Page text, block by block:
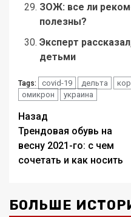
ЗОЖ: все ли
полезны?
Эксперт
детьми
Tags: covid-19 дельта
омикрон
украина
Навигация
записи
Назад
Трендовая обувь на
весну 2021-го: с чем
сочетать и как носить
БОЛЬШЕ